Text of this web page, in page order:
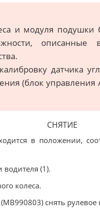
и модуля подушки
датчика
(блок управления
СНЯТИЕ
в положении,
(1).
колеса.
снять рулевое